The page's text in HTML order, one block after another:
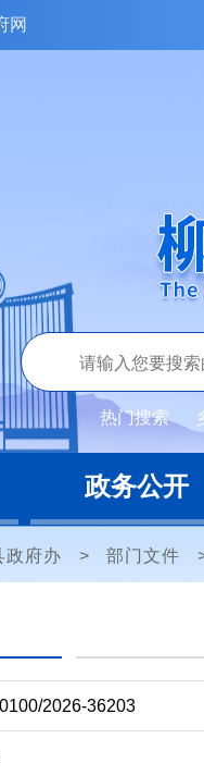
网
热门搜索
政务公开
政府办 > 部门文件
2026-36203